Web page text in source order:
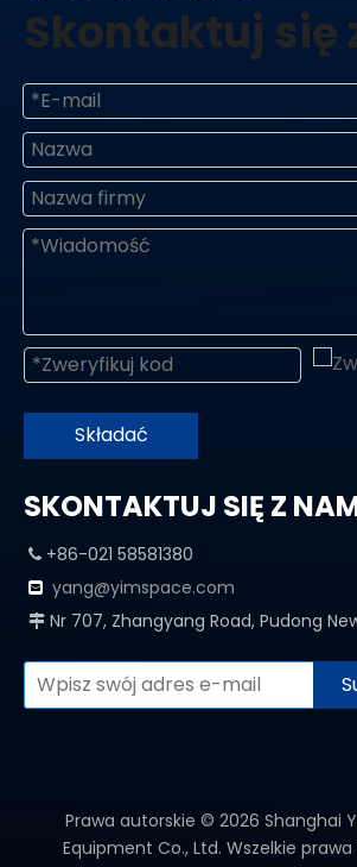
Skontaktuj się
Składać
SKONTAKTUJ SIĘ Z
 +86-021 58581380
 yang@yimspace.com
 Nr 707, Zhangyang Road, Pudong
Prawa autorskie © 2026 Shanghai
Equipment Co., Ltd. Wszelkie